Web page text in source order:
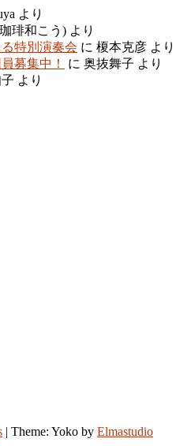
より
琲和こう) より
特別演奏会 に 榎本克彦 より
募集中！
に 奥抜舞子 より
より
| Theme: Yoko by Elmastudio